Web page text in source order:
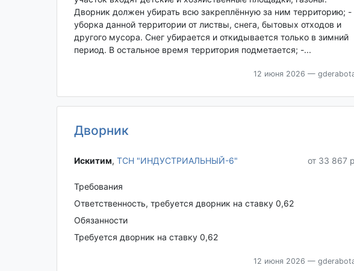
Дворник должен убирать всю закреплённую за ним территорию; -
уборка данной территории от листвы, снега, бытовых отходов и
другого мусора. Снег убирается и откидывается только в зимний
период. В остальное время территория подметается; -...
12 июня 2026 —
Дворник
Искитим‎, ТСН "ИНДУСТРИАЛЬНЫЙ-6" от 33 867
Требования
Ответственность, требуется дворник на ставку 0,62
Обязанности
Требуется дворник на ставку 0,62
12 июня 2026 —